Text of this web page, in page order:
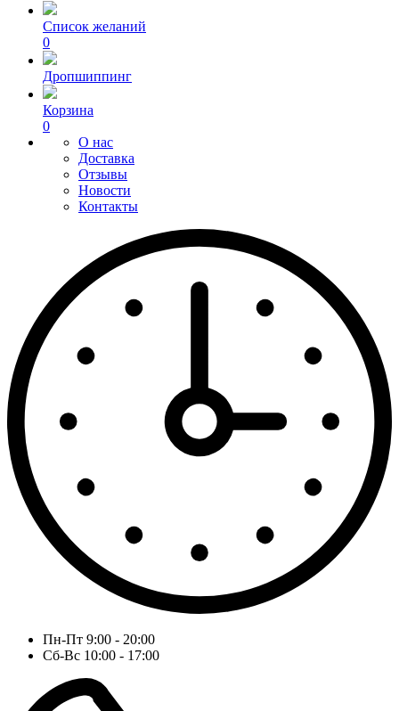
Список желаний
0
Дропшиппинг
Корзина
0
О нас
Доставка
Отзывы
Новости
Контакты
Пн-Пт 9:00 - 20:00
Сб-Вс 10:00 - 17:00